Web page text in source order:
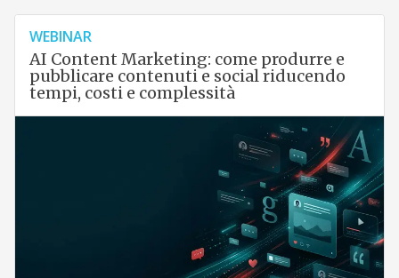
WEBINAR
AI Content Marketing: come produrre e
pubblicare contenuti e social riducendo
tempi, costi e complessità